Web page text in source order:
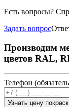
Есть вопросы?
Задать вопрос
Производим
цветов RAL,
Телефон
Узнать цену